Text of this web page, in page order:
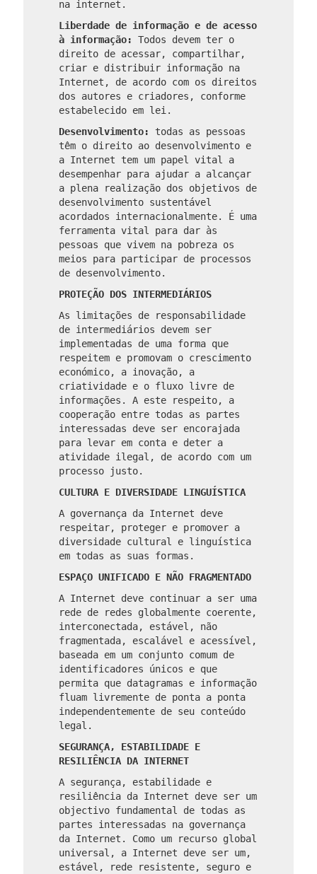
na internet.
Liberdade de informação e de acesso
à informação:
Todos devem ter o
direito de acessar, compartilhar,
criar e distribuir informação na
Internet, de acordo com os direitos
dos autores e criadores, conforme
estabelecido em lei.
Desenvolvimento:
todas as pessoas
têm o direito ao desenvolvimento e
a Internet tem um papel vital a
desempenhar para ajudar a alcançar
a plena realização dos objetivos de
desenvolvimento sustentável
acordados internacionalmente. É uma
ferramenta vital para dar às
pessoas que vivem na pobreza os
meios para participar de processos
de desenvolvimento.
PROTEÇÃO DOS INTERMEDIÁRIOS
As limitações de responsabilidade
de intermediários devem ser
implementadas de uma forma que
respeitem e promovam o crescimento
económico, a inovação, a
criatividade e o fluxo livre de
informações. A este respeito, a
cooperação entre todas as partes
interessadas deve ser encorajada
para levar em conta e deter a
atividade ilegal, de acordo com um
processo justo.
CULTURA E DIVERSIDADE LINGUÍSTICA
A governança da Internet deve
respeitar, proteger e promover a
diversidade cultural e linguística
em todas as suas formas.
ESPAÇO UNIFICADO E NÃO FRAGMENTADO
A Internet deve continuar a ser uma
rede de redes globalmente coerente,
interconectada, estável, não
fragmentada, escalável e acessível,
baseada em um conjunto comum de
identificadores únicos e que
permita que datagramas e informação
fluam livremente de ponta a ponta
independentemente de seu conteúdo
legal.
SEGURANÇA, ESTABILIDADE E
RESILIÊNCIA DA INTERNET
A segurança, estabilidade e
resiliência da Internet deve ser um
objectivo fundamental de todas as
partes interessadas na governança
da Internet. Como um recurso global
universal, a Internet deve ser um,
estável, rede resistente, seguro e